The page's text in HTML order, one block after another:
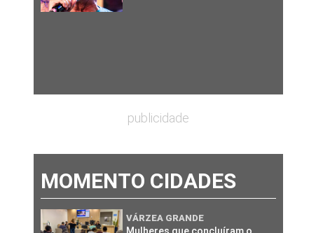
publicidade
MOMENTO CIDADES
VÁRZEA GRANDE
Mulheres que concluíram o